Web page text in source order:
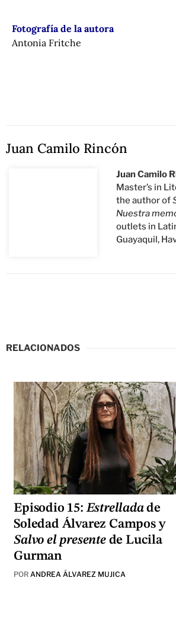
Fotografía de la autora
Antonia Fritche
Juan Camilo Rincón
Juan Camilo
Master’s in
the author of
Nuestra
outlets in
Guayaquil,
RELACIONADOS
Episodio 15:Estrelladade
Soledad Álvarez Campos y
Salvo el presentede Lucila
Gurman
POR ANDREA ÁLVAREZ MUJICA